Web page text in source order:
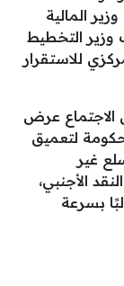
المالية
وزير التخطيط
للاستقرار
الاجتماع عرض
لتعميق
غير
الأجنبي،
مطالبًا بسرعة